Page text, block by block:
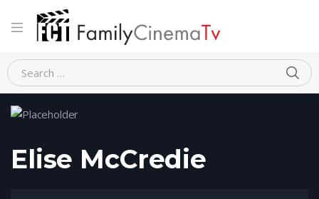
Home Person Elise McCredie
Elise McCredie